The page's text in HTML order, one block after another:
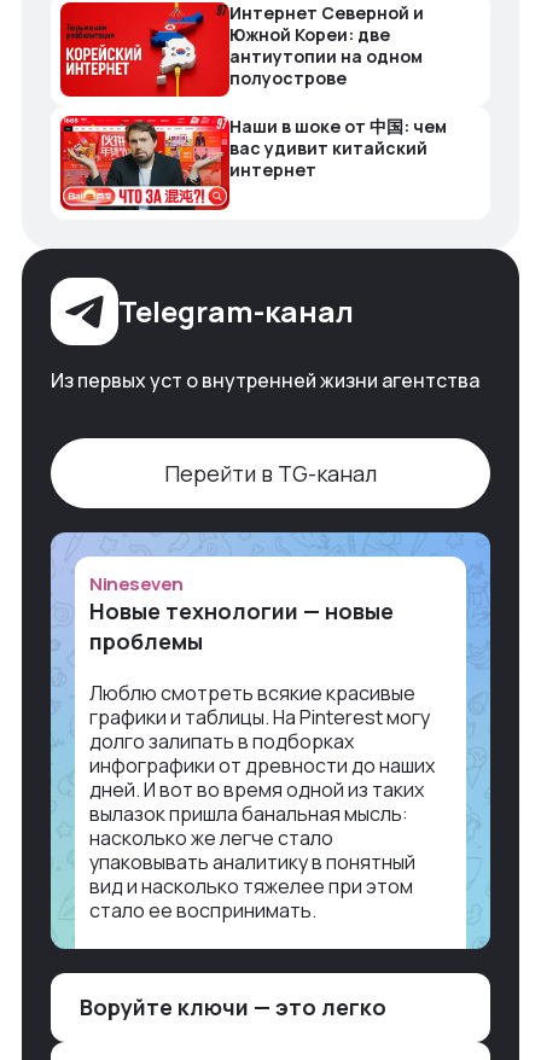
Интернет Северной и
Южной Кореи: две
антиутопии на одном
полуострове
Наши в шоке от 中国: чем
вас удивит китайский
интернет
Telegram-канал
Из первых уст о внутренней жизни агентства
Перейти в TG-канал
Nineseven
Новые технологии — новые
проблемы
Люблю смотреть всякие красивые
графики и таблицы. На Pinterest могу
долго залипать в подборках
инфографики от древности до наших
дней. И вот во время одной из таких
вылазок пришла банальная мысль:
насколько же легче стало
упаковывать аналитику в понятный
вид и насколько тяжелее при этом
стало ее воспринимать.
аналитикой лет 15 назад, нужно было:
Воруйте ключи — это легко